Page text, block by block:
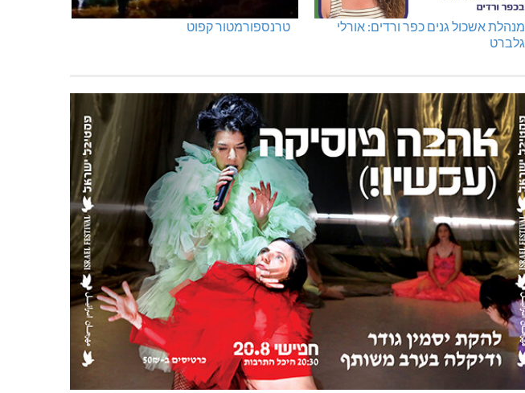
מנהלת אשכול גנים כפר ורדים: אורלי
גלברט
טרנספורמטור קפוט